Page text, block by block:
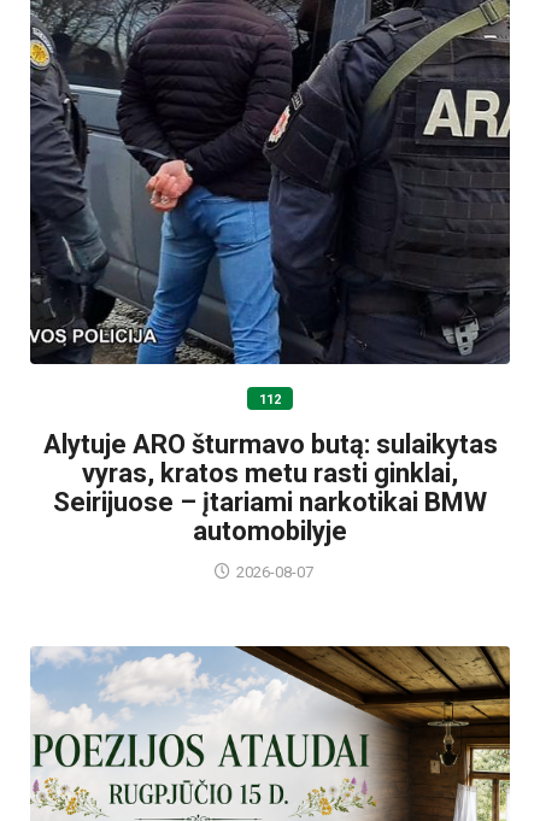
112
Alytuje ARO šturmavo butą: sulaikytas
vyras, kratos metu rasti ginklai,
Seirijuose – įtariami narkotikai BMW
automobilyje
2026-08-07